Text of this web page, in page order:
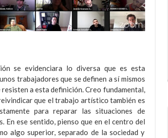
se evidenciara lo diversa que es esta
trabajadores que se definen a sí mismos
a esta definición. Creo fundamental,
que el trabajo artístico también es
para reparar las situaciones de
En ese sentido, pienso que en el centro del
algo superior, separado de la sociedad y